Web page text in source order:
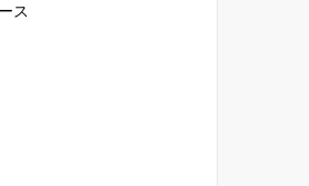
ス